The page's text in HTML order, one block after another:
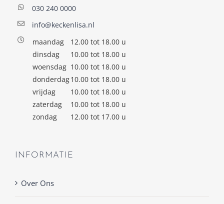
030 240 0000
info@keckenlisa.nl
maandag
12.00 tot 18.00 u
dinsdag
10.00 tot 18.00 u
woensdag 10.00 tot 18.00 u
donderdag10.00 tot 18.00 u
vrijdag
10.00 tot 18.00 u
zaterdag
10.00 tot 18.00 u
zondag
12.00 tot 17.00 u
INFORMATIE
Over Ons